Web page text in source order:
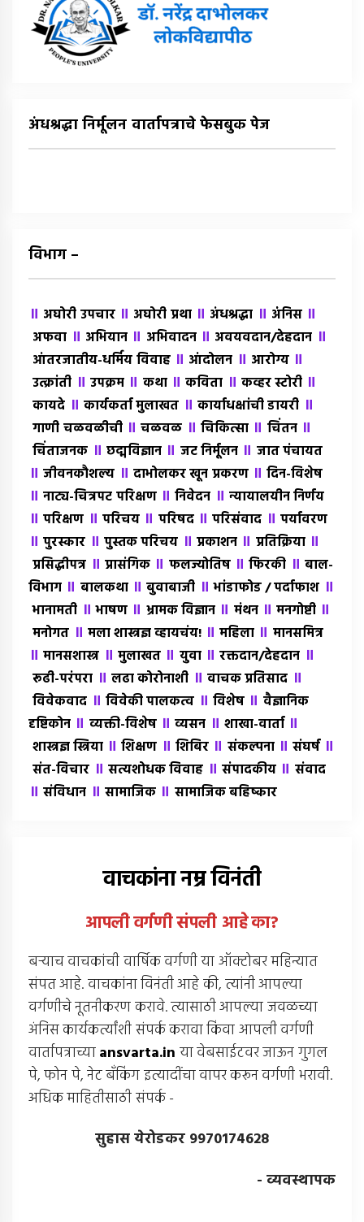
अंधश्रद्धा निर्मूलन वार्तापत्राचे फेसबुक पेज
विभाग –
॥ अघोरी उपचार ॥ अघोरी प्रथा ॥ अंधश्रद्धा ॥ अंंनिस ॥
अफवा ॥ अभियान ॥ अभिवादन ॥ अवयवदान/देहदान ॥
आंतरजातीय-धर्मिय विवाह ॥ आंदोलन ॥ आरोग्य ॥
उत्क्रांती ॥ उपक्रम ॥ कथा ॥कविता ॥ कव्हर स्टोरी ॥
कायदे ॥ कार्यकर्ता मुलाखत ॥ कार्याधक्षांची डायरी ॥
गाणी चळवळीची ॥चळवळ ॥ चिकित्सा ॥ चिंतन ॥
चिंताजनक ॥ छद्मविज्ञान ॥ जट निर्मूलन ॥ जात पंचायत
॥जीवनकौशल्य ॥ दाभोलकर खून प्रकरण ॥दिन-विशेष
॥नाट्य-चित्रपट परिक्षण ॥निवेदन ॥ न्यायालयीन निर्णय
॥परिक्षण ॥ परिचय ॥ परिषद ॥परिसंवाद ॥ पर्यावरण
॥पुरस्कार ॥ पुस्तक परिचय ॥ प्रकाशन ॥ प्रतिक्रिया ॥
प्रसिद्धीपत्र ॥ प्रासंगिक ॥ फलज्योतिष ॥फिरकी ॥ बाल-
विभाग ॥ बालकथा ॥बुवाबाजी ॥भांडाफोड / पर्दाफाश ॥
भानामती ॥भाषण ॥ भ्रामक विज्ञान ॥ मंथन ॥मनगोष्टी ॥
मनोगत ॥ मला शास्त्रज्ञ व्हायचंय! ॥महिला ॥ मानसमित्र
॥मानसशास्त्र ॥ मुलाखत ॥ युवा ॥रक्तदान/देहदान ॥
रूढी-परंपरा ॥ लढा कोरोनाशी ॥ वाचक प्रतिसाद ॥
विवेकवाद ॥ विवेकी पालकत्व ॥ विशेष ॥ वैज्ञानिक
दृष्टिकोन ॥ व्यक्ती-विशेष ॥व्यसन ॥ शाखा-वार्ता ॥
शास्त्रज्ञ स्त्रिया ॥शिक्षण ॥ शिबिर ॥ संकल्पना ॥संघर्ष ॥
संत-विचार ॥ सत्यशोधक विवाह ॥ संपादकीय ॥ संवाद
॥संविधान ॥ सामाजिक ॥ सामाजिक बहिष्कार
वाचकांना नम्र विनंती
आपली वर्गणी संपली आहेका?
बर्‍याच वाचकांची वार्षिक वर्गणी या ऑक्टोबर महिन्यात
संपत आहे. वाचकांना विनंती आहे की, त्यांनी आपल्या
वर्गणीचे नूतनीकरण करावे. त्यासाठी आपल्या जवळच्या
अंनिस कार्यकर्त्यांशी संपर्क करावा किंवा आपली वर्गणी
वार्तापत्राच्याansvarta.in या वेबसाईटवर जाऊन गुगल
पे, फोन पे, नेट बँकिंग इत्यादींचा वापर करून वर्गणी भरावी.
अधिक माहितीसाठी संपर्क -
सुहास येरोडकर 9970174628
- व्यवस्थापक